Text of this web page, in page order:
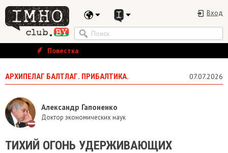
Вход
Повестка
АРХИПЕЛАГ БАЛТЛАГ. ПРИБАЛТИКА. 07.07.2026
Александр Гапоненко
Доктор экономических наук
ТИХИЙ ОГОНЬ УДЕРЖИВАЮЩИХ